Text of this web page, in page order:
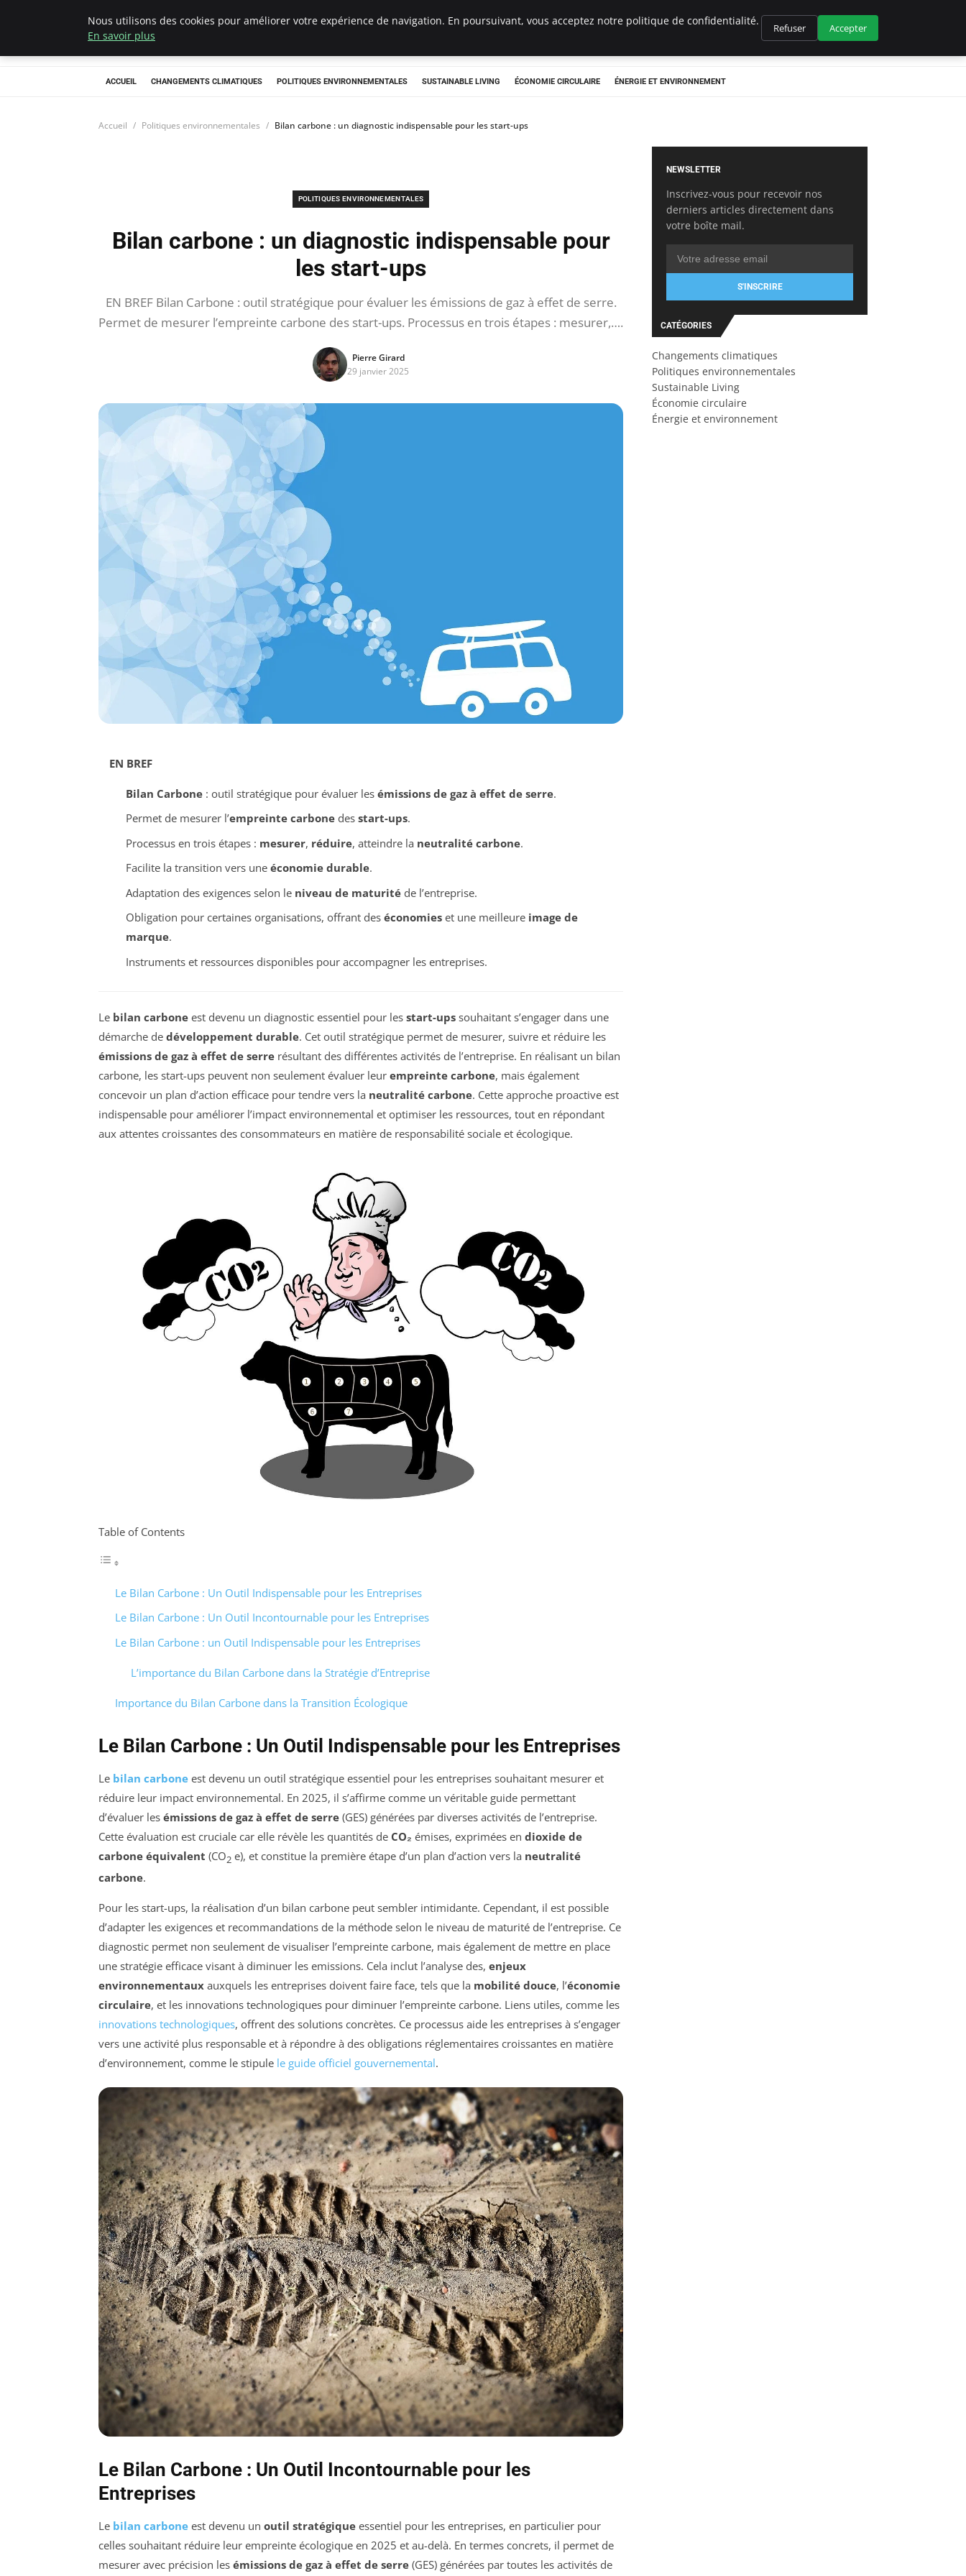
Climategatecountryclub.com
ACCUEIL CHANGEMENTS CLIMATIQUES POLITIQUES ENVIRONNEMENTALES SUSTAINABLE LIVING ÉCONOMIE CIRCULAIRE ÉNERGIE ET ENVIRONNEMENT
Accueil Politiques environnementales Bilan carbone : un diagnostic indispensable pour les start-ups
POLITIQUES ENVIRONNEMENTALES
Bilan carbone : un diagnostic indispensable pour
les start-ups
EN BREF Bilan Carbone : outil stratégique pour évaluer les émissions de gaz à effet de serre.
Permet de mesurer l’empreinte carbone des start-ups. Processus en trois étapes : mesurer,….
Pierre Girard
29 janvier 2025
EN BREF
Bilan Carbone: outil stratégique pour évaluer les émissions de gaz à effet de serre.
Permet de mesurer l’empreinte carbonedes start-ups.
Processus en trois étapes : mesurer, réduire, atteindre la neutralité carbone.
Facilite la transition vers une économie durable.
Adaptation des exigences selon le niveau de maturitéde l’entreprise.
Obligation pour certaines organisations, offrant des économieset une meilleure image de
marque.
Instruments et ressources disponibles pour accompagner les entreprises.
Le bilan carbone est devenu un diagnostic essentiel pour les start-ups souhaitant s’engager dans une
démarche de développement durable. Cet outil stratégique permet de mesurer, suivre et réduire les
émissions de gaz à effet de serre résultant des différentes activités de l’entreprise. En réalisant un bilan
carbone, les start-ups peuvent non seulement évaluer leur empreinte carbone, mais également
concevoir un plan d’action efficace pour tendre vers la neutralité carbone. Cette approche proactive est
indispensable pour améliorer l’impact environnemental et optimiser les ressources, tout en répondant
aux attentes croissantes des consommateurs en matière de responsabilité sociale et écologique.
Table of Contents
Le Bilan Carbone : Un Outil Indispensable pour les Entreprises
Le Bilan Carbone : Un Outil Incontournable pour les Entreprises
Le Bilan Carbone : un Outil Indispensable pour les Entreprises
L’importance du Bilan Carbone dans la Stratégie d’Entreprise
Importance du Bilan Carbone dans la Transition Écologique
Le Bilan Carbone : Un Outil Indispensable pour les Entreprises
Le bilan carbone est devenu un outil stratégique essentiel pour les entreprises souhaitant mesurer et
réduire leur impact environnemental. En 2025, il s’affirme comme un véritable guide permettant
d’évaluer les émissions de gaz à effet de serre (GES) générées par diverses activités de l’entreprise.
Cette évaluation est cruciale car elle révèle les quantités de CO₂ émises, exprimées en dioxide de
carbone équivalent (CO2 e), et constitue la première étape d’un plan d’action vers la neutralité
carbone.
Pour les start-ups, la réalisation d’un bilan carbone peut sembler intimidante. Cependant, il est possible
d’adapter les exigences et recommandations de la méthode selon le niveau de maturité de l’entreprise. Ce
diagnostic permet non seulement de visualiser l’empreinte carbone, mais également de mettre en place
une stratégie efficace visant à diminuer les emissions. Cela inclut l’analyse des, enjeux
environnementaux auxquels les entreprises doivent faire face, tels que la mobilité douce, l’économie
circulaire, et les innovations technologiques pour diminuer l’empreinte carbone. Liens utiles, comme les
innovations technologiques, offrent des solutions concrètes. Ce processus aide les entreprises à s’engager
vers une activité plus responsable et à répondre à des obligations réglementaires croissantes en matière
d’environnement, comme le stipule le guide officiel gouvernemental.
Le Bilan Carbone : Un Outil Incontournable pour les
Entreprises
Le bilan carbone est devenu un outil stratégique essentiel pour les entreprises, en particulier pour
celles souhaitant réduire leur empreinte écologique en 2025 et au-delà. En termes concrets, il permet de
mesurer avec précision les émissions de gaz à effet de serre (GES) générées par toutes les activités de
NEWSLETTER
Inscrivez-vous pour recevoir nos
derniers articles directement dans
votre boîte mail.
S'INSCRIRE
CATÉGORIES
Changements climatiques
Politiques environnementales
Sustainable Living
Économie circulaire
Énergie et environnement
Nous utilisons des cookies pour améliorer votre expérience de navigation. En poursuivant, vous acceptez notre politique de confidentialité.
En savoir plus
Refuser Accepter